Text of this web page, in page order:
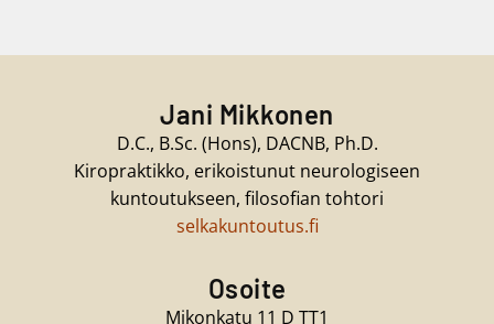
Jani Mikkonen
D.C., B.Sc. (Hons), DACNB, Ph.D.
Kiropraktikko, erikoistunut neurologiseen
kuntoutukseen, filosofian tohtori
selkakuntoutus.fi
Osoite
Mikonkatu 11 D TT1